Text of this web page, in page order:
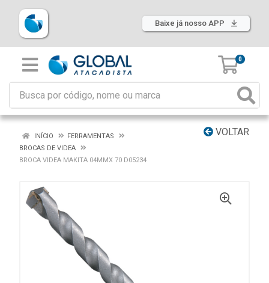
Baixe já nosso APP
0
VOLTAR
INÍCIO
FERRAMENTAS
BROCAS DE VIDEA
BROCA VIDEA MAKITA 04MMX 70 D05234